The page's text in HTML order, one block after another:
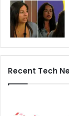
Recent Tech